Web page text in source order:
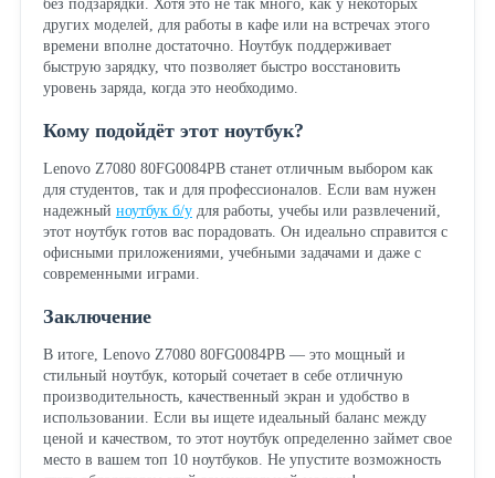
без подзарядки. Хотя это не так много, как у некоторых
других моделей, для работы в кафе или на встречах этого
времени вполне достаточно. Ноутбук поддерживает
быструю зарядку, что позволяет быстро восстановить
уровень заряда, когда это необходимо.
Кому подойдёт этот ноутбук?
Lenovo Z7080 80FG0084PB станет отличным выбором как
для студентов, так и для профессионалов. Если вам нужен
надежный ноутбук б/удля работы, учебы или развлечений,
этот ноутбук готов вас порадовать. Он идеально справится с
офисными приложениями, учебными задачами и даже с
современными играми.
Заключение
В итоге, Lenovo Z7080 80FG0084PB — это мощный и
стильный ноутбук, который сочетает в себе отличную
производительность, качественный экран и удобство в
использовании. Если вы ищете идеальный баланс между
ценой и качеством, то этот ноутбук определенно займет свое
место в вашем топ 10 ноутбуков. Не упустите возможность